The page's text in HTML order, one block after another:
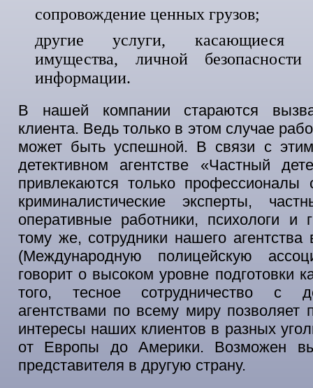
сопровождение ценных грузов;
другие услуги, касающиеся
имущества, личной
информации.
В нашей компании стараются
клиента. Ведь только в этом случае
может быть успешной. В связи с
детективном агентстве «Частный
привлекаются только профессионалы
криминалистические эксперты,
оперативные работники, психологи и
тому же, сотрудники нашего агентства
(Международную полицейскую
говорит о высоком уровне подготовки
того, тесное сотрудничество с
агентствами по всему миру позволяет
интересы наших клиентов в разных
от Европы до Америки. Возможен
представителя в другую страну.